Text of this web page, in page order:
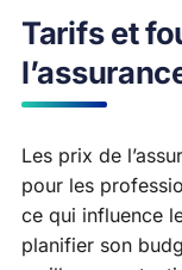
Tarifs et
Les prix de
pour les
ce qui influence
planifier son